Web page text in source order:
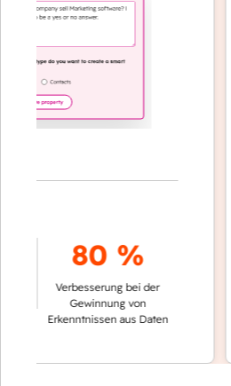
80 %
Verbesserung bei der
Gewinnung von
Erkenntnissen aus Daten